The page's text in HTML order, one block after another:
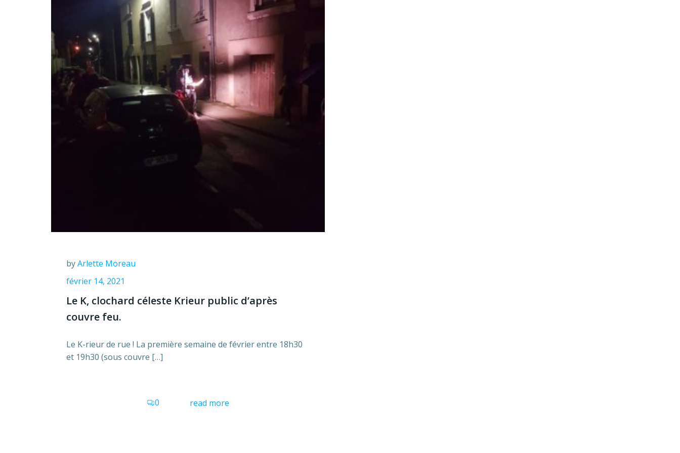
byArlette Moreau
février 14, 2021
Le K, clochard céleste Krieur public d’après
couvre feu.
Le K-rieur de rue ! La première semaine de février entre 18h30
et 19h30 (sous couvre […]
0 read more